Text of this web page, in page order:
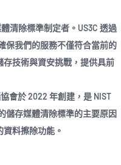
清除標準制定者。US3C 透過
保我們的服務不僅符合當前的
技術與資安挑戰，提供具前
會於 2022 年創建，是 NIST
儲存媒體清除標準的主要原因
料擦除功能。